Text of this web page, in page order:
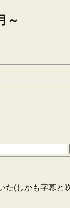
～
た(しかも字幕と